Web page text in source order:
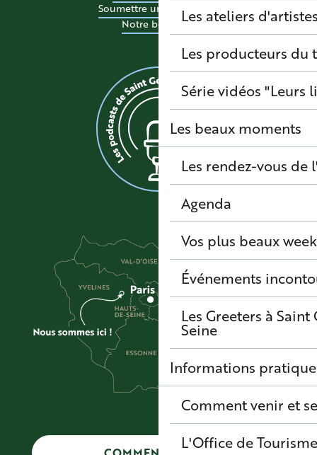
Les ateliers
Les producteurs du
Série vidéos "Leurs
Les beaux moments
Les rendez-vous de
Agenda
Vos plus beaux
Événements
Les Greeters à
Seine
Informations
Comment venir et
L'Office de
Soumettre un événement
Notre boutique